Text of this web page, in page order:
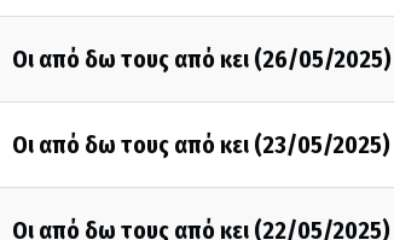
Οι από δω τους από κει (26/05/2025)
Οι από δω τους από κει (23/05/2025)
Οι από δω τους από κει (22/05/2025)